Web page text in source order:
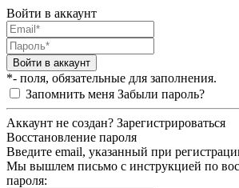
Войти в аккаунт
Войти в аккаунт
*- поля, обязательные для заполнения.
Запомнить меня Забыли пароль?
Аккаунт не создан? Зарегистрироваться
Восстановление пароля
Введите email, указанный при
Мы вышлем письмо с инструкцией по
пароля: